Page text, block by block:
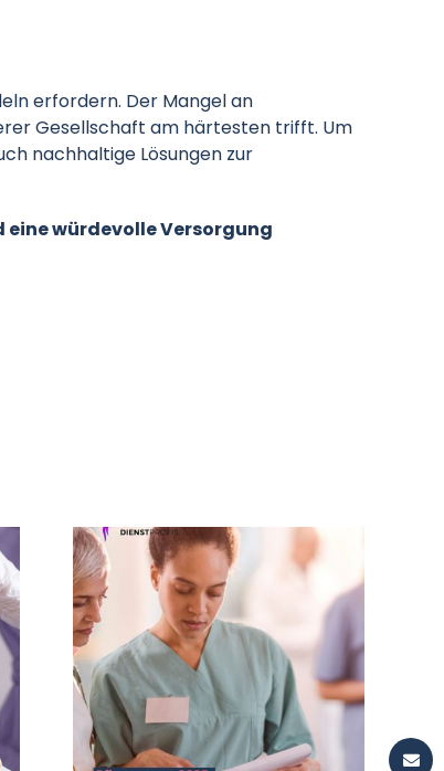
erfordern. Der Mangel an
Gesellschaft am härtesten trifft. Um
nachhaltige Lösungen zur
würdevolle Versorgung